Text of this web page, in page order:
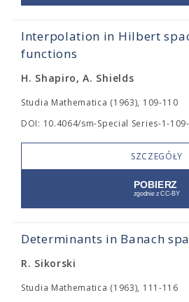
Interpolation in Hilbert
functions
H. Shapiro, A. Shields
Studia Mathematica (1963), 109-110
DOI: 10.4064/sm-Special Series-1-
SZCZEGÓŁY
Determinants in Banach
R. Sikorski
Studia Mathematica (1963), 111-116